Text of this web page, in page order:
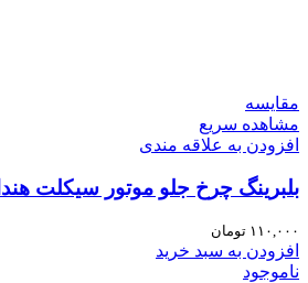
مقایسه
مشاهده سریع
افزودن به علاقه مندی
بلبرینگ چرخ جلو موتور سیکلت هندا Z دار
۱۱۰,۰۰۰ تومان
افزودن به سبد خرید
ناموجود